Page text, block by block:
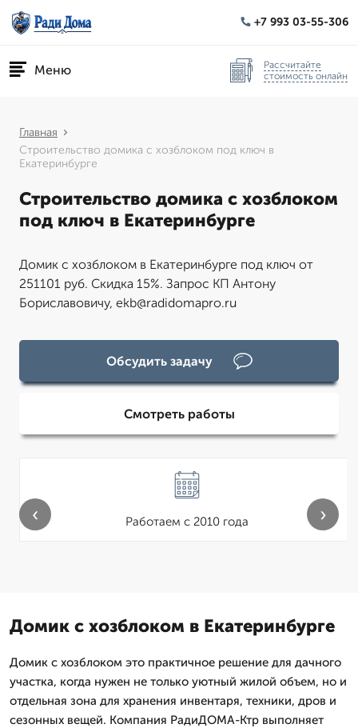
+7 993 03-55-306
Меню
Рассчитайте
стоимость онлайн
Главная
Строительство домика с хозблоком под ключ в
Екатеринбурге
Строительство домика с хозблоком
под ключ в Екатеринбурге
Домик с хозблоком в Екатеринбурге под ключ от
251101 руб. Скидка 15%. Запрос КП Антону
Бориславовичу, ekb@radidomapro.ru
Обсудить задачу
Смотреть работы
Работаем с 2010 года
‹ ›
Домик с хозблоком в Екатеринбурге
Домик с хозблоком это практичное решение для дачного
участка, когда нужен не только уютный жилой объем, но и
отдельная зона для хранения инвентаря, техники, дров и
сезонных вещей. Компания РадиДОМА-Ктр выполняет